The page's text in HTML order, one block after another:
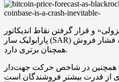
و قرار گرفتن نقاط اندیکاتور
پارابولیک سار (SAR) بالای کندل‌ها نشان می‌دهد که فشار فروش
همچنان برتری دارد.
همچنین در شاخص حرکت جهت‌دار (DMI)، خط -D بالاتر از +D قرار